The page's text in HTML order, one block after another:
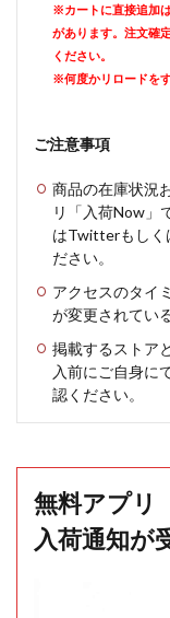
※カートに直接追加
があります。注文確
ください。
※何度かリロードを
ご注意事項
商品の在庫状況
リ「入荷Now」
はTwitterもしく
ださい。
アクセスのタイ
が変更されてい
掲載するストア
入前にご自身に
認ください。
無料アプリ
入荷通知が